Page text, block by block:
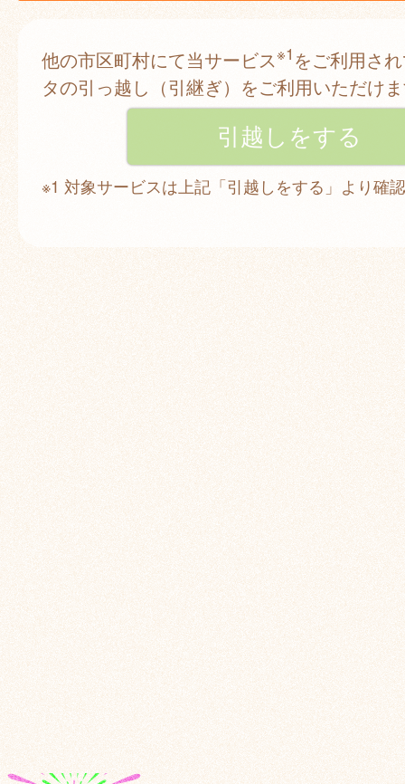
他の市区町村にて当サービス※1 をご利用さ
タの引っ越し（引継ぎ）をご利用いただけ
※1 対象サービスは上記「引越しをする」より確